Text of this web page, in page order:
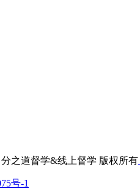
分之道督学&线上督学 版权所有
号-1